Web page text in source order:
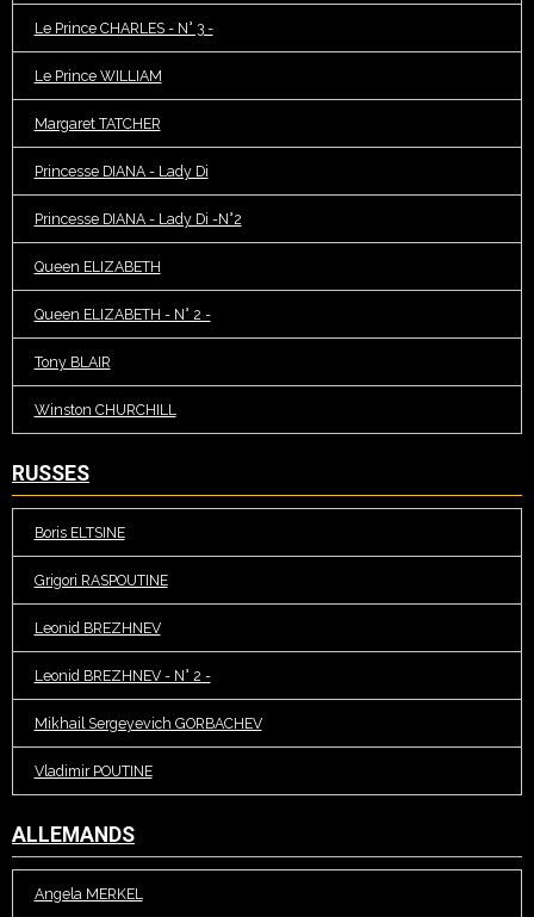
Le Prince CHARLES - N° 3 -
Le Prince WILLIAM
Margaret TATCHER
Princesse DIANA - Lady Di
Princesse DIANA - Lady Di -N°2
Queen ELIZABETH
Queen ELIZABETH - N° 2 -
Tony BLAIR
Winston CHURCHILL
RUSSES
Boris ELTSINE
Grigori RASPOUTINE
Leonid BREZHNEV
Leonid BREZHNEV - N° 2 -
Mikhail Sergeyevich GORBACHEV
Vladimir POUTINE
ALLEMANDS
Angela MERKEL